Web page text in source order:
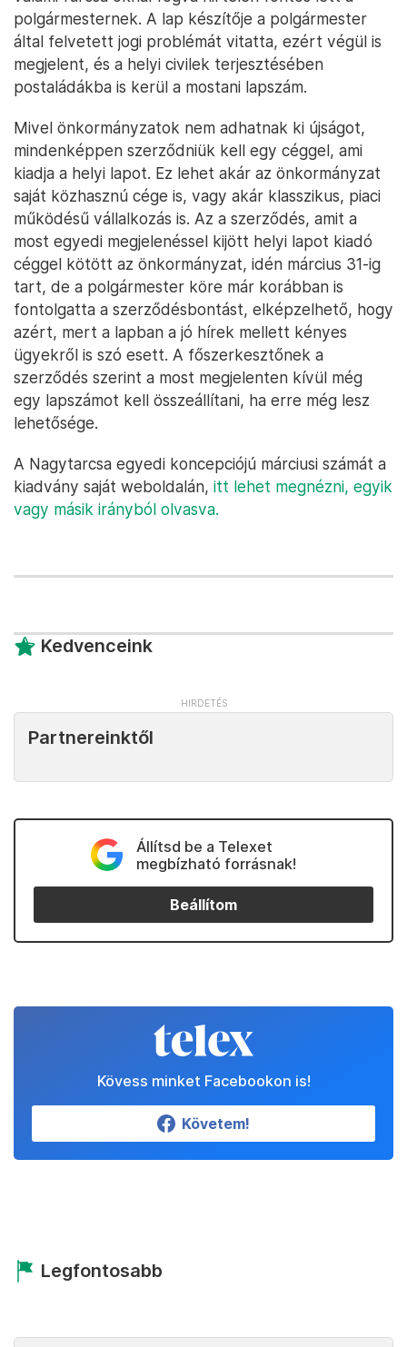
polgármesternek. A lap készítője a polgármester
által felvetett jogi problémát vitatta, ezért végül is
megjelent, és a helyi civilek terjesztésében
postaládákba is kerül a mostani lapszám.
Mivel önkormányzatok nem adhatnak ki újságot,
mindenképpen szerződniük kell egy céggel, ami
kiadja a helyi lapot. Ez lehet akár az önkormányzat
saját közhasznú cége is, vagy akár klasszikus, piaci
működésű vállalkozás is. Az a szerződés, amit a
most egyedi megjelenéssel kijött helyi lapot kiadó
céggel kötött az önkormányzat, idén március 31-ig
tart, de a polgármester köre már korábban is
fontolgatta a szerződésbontást, elképzelhető, hogy
azért, mert a lapban a jó hírek mellett kényes
ügyekről is szó esett. A főszerkesztőnek a
szerződés szerint a most megjelenten kívül még
egy lapszámot kell összeállítani, ha erre még lesz
lehetősége.
A Nagytarcsa egyedi koncepciójú márciusi számát a
kiadvány saját weboldalán, itt lehet megnézni, egyik
vagy másik irányból olvasva.
Kedvenceink
Partnereinktől
Állítsd be a Telexet
megbízható forrásnak!
Beállítom
Kövess minket Facebookon is!
Követem!
Legfontosabb